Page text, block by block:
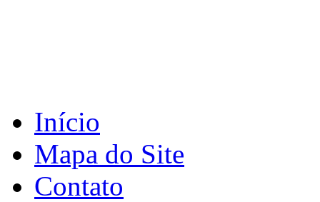
Início
Mapa do Site
Contato